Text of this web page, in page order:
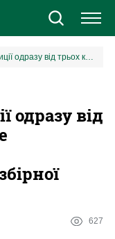
Ребров має пропозиції одразу від трьох клубів: де може продовжити кар'єру ексголовний тренер збірної України
одразу від
627